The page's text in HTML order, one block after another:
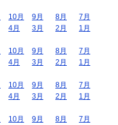
10月 9月 8月
7月
4月 3月 2月
1月
10月 9月 8月
7月
4月 3月 2月
1月
10月 9月 8月
7月
4月 3月 2月
1月
10月 9月 8月
7月